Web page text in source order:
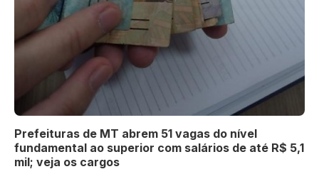
Prefeituras de MT abrem 51 vagas do nível
fundamental ao superior com salários de até R$ 5,1
mil; veja os cargos